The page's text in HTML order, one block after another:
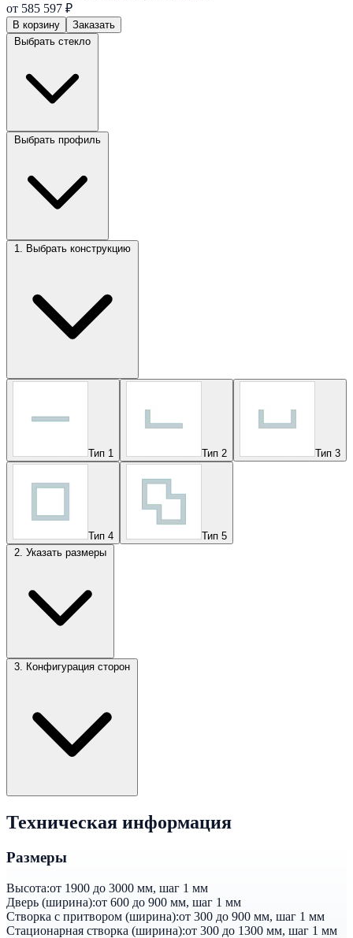
от 585 597 ₽
В корзину
Заказать
Тип 1 Тип 2 Тип 3
Тип 4
Тип 5
Техническая информация
Размеры
Высота:от 1900 до 3000 мм, шаг 1 мм
Дверь (ширина):от 600 до 900 мм, шаг 1 мм
Створка с притвором (ширина):от 300 до 900 мм, шаг 1 мм
Стационарная створка (ширина):от 300 до 1300 мм, шаг 1 мм